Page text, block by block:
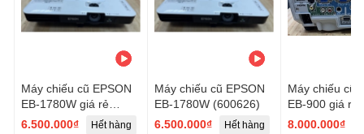
Máy chiếu cũ EPSON
EB-1780W giá rẻ
(600623)
6.500.000₫ Hết hàng
Máy chiếu cũ EPSON
EB-1780W (600626)
6.500.000₫
Hết hàng
Máy chiếu cũ
EB-900 giá rẻ
80043L )
8.000.000₫